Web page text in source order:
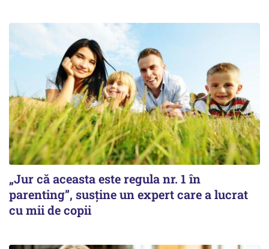
„Jur că aceasta este regula nr. 1 în
parenting”, susține un expert care a lucrat
cu mii de copii